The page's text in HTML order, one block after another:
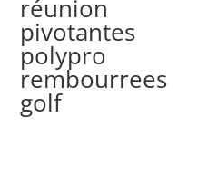
réunion
pivotantes
polypro
rembourrees
golf